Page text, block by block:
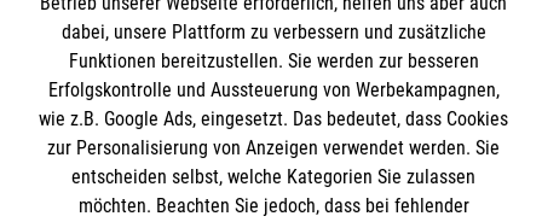
Angebote und Leistungen
Unsere Kurse
Mitarbeiten
Wir Malteser
Informationen
Downloads
Impressum
Malteser online
dabei, unsere Plattform zu verbessern und zusätzliche
Funktionen bereitzustellen. Sie werden zur besseren
Erfolgskontrolle und Aussteuerung von Werbekampagnen,
wie z.B. Google Ads, eingesetzt. Das bedeutet, dass Cookies
zur Personalisierung von Anzeigen verwendet werden. Sie
entscheiden selbst, welche Kategorien Sie zulassen
möchten. Beachten Sie jedoch, dass bei fehlender